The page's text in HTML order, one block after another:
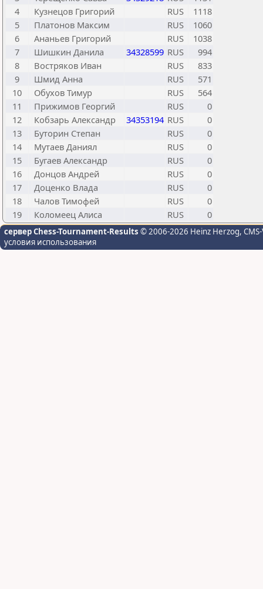
4
Кузнецов Григорий RUS
1118
5
Платонов Максим RUS
1060
6
Ананьев Григорий RUS
1038
7
Шишкин Данила 34328599 RUS
994
8
Востряков Иван RUS
833
9
Шмид Анна RUS
571
10
Обухов Тимур RUS
564
11
Прижимов Георгий RUS
0
12
Кобзарь Александр 34353194 RUS
0
13
Буторин Степан RUS
0
14
Мутаев Даниял RUS
0
15
Бугаев Александр RUS
0
16
Донцов Андрей RUS
0
17
Доценко Влада RUS
0
18
Чалов Тимофей RUS
0
19
Коломеец Алиса RUS 0
сервер Chess-Tournament-Results © 2006-2026 Heinz Herzog,
условия использования